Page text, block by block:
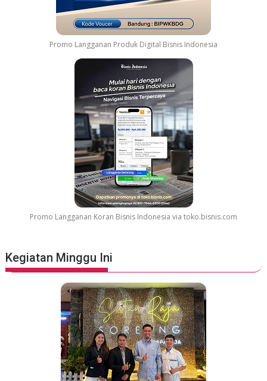
Promo Langganan Produk Digital Bisnis Indonesia
Promo Langganan Koran Bisnis Indonesia via toko.bisnis.com
Kegiatan Minggu Ini